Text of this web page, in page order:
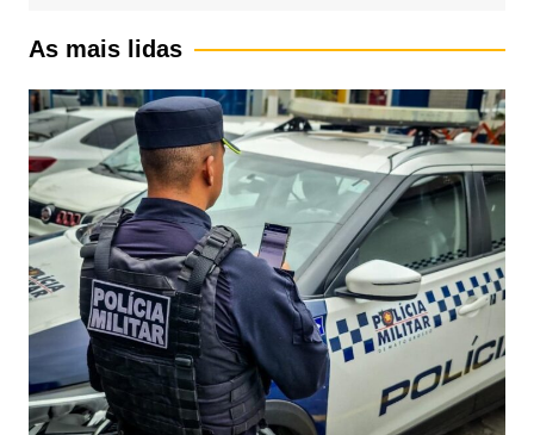
As mais lidas